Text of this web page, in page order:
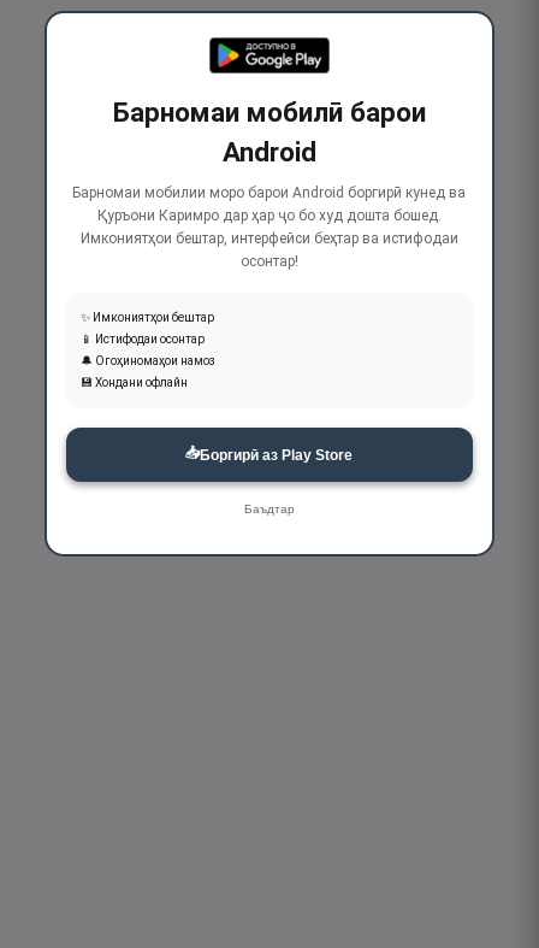
Барномаи мобилӣ барои
Android
Барномаи мобилии моро барои Android боргирӣ кунед ва
Қуръони Каримро дар ҳар ҷо бо худ дошта бошед.
Имкониятҳои бештар, интерфейси беҳтар ва истифодаи
осонтар!
✨ Имкониятҳои бештар
📱 Истифодаи осонтар
🔔 Огоҳиномаҳои намоз
💾 Хондани офлайн
📥Боргирӣ аз Play Store
Баъдтар